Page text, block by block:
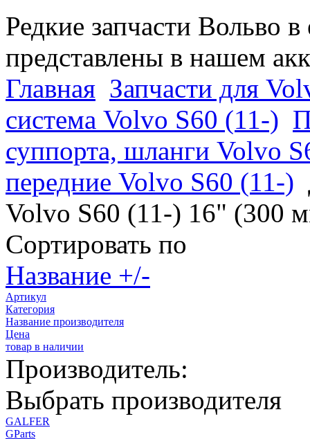
Редкие запчасти Вольво
представлены в нашем
Главная Запчасти для
система Volvo S60 (11-)
суппорта, шланги Volvo
передние Volvo S60 (11-)
Volvo S60 (11-) 16" (300
Сортировать по
Название +/-
Артикул
Категория
Название производителя
Цена
товар в наличии
Производитель:
Выбрать производителя
GALFER
GParts